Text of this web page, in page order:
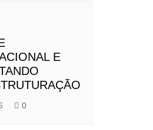
E
0